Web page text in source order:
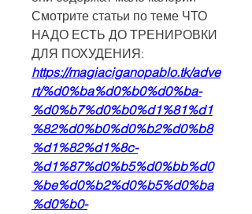
Смотрите статьи по теме ЧТО
НАДО ЕСТЬ ДО ТРЕНИРОВКИ
ДЛЯ ПОХУДЕНИЯ:
https://magiaciganopablo.tk/adve
rt/%d0%ba%d0%b0%d0%ba-
%d0%b7%d0%b0%d1%81%d1
%82%d0%b0%d0%b2%d0%b8
%d1%82%d1%8c-
%d1%87%d0%b5%d0%bb%d0
%be%d0%b2%d0%b5%d0%ba
%d0%b0-